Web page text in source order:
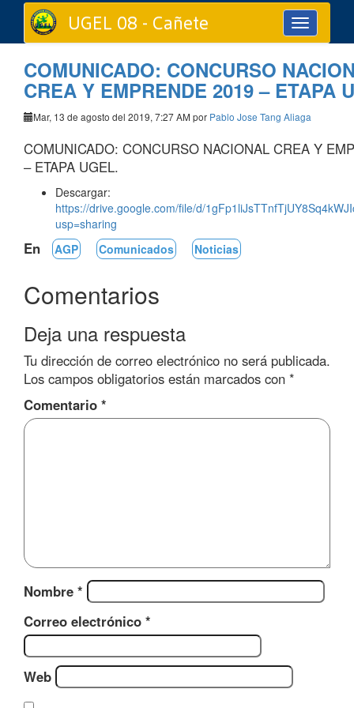
Toggle
navigation
UGEL 08 - Cañete
COMUNICADO: CONCURSO
CREA Y EMPRENDE 2019 – ETAPA
Mar, 13 de agosto del 2019, 7:27 AM por Pablo Jose Tang Aliaga
COMUNICADO: CONCURSO NACIONAL CREA Y
– ETAPA UGEL.
Descargar:
https://drive.google.com/file/d/
usp=sharing
En AGP Comunicados Noticias
Comentarios
Deja una respuesta
Tu dirección de correo electrónico no será publicada.
Los campos obligatorios están marcados con *
Comentario *
Nombre *
Correo electrónico *
Web